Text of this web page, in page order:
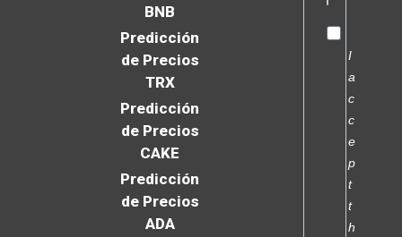
BNB
Predicción
de Precios
TRX
Predicción
de Precios
CAKE
Predicción
de Precios
ADA
I
a
c
c
e
p
t
t
h